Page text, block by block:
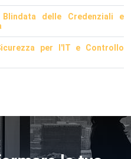
Blindata delle Credenziali e
per l'IT e Controllo